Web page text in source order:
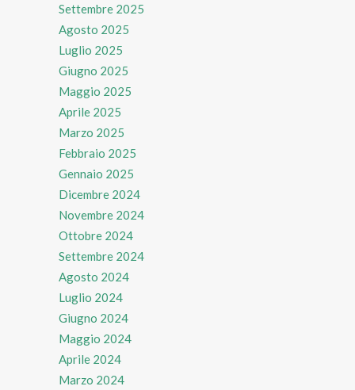
Settembre 2025
Agosto 2025
Luglio 2025
Giugno 2025
Maggio 2025
Aprile 2025
Marzo 2025
Febbraio 2025
Gennaio 2025
Dicembre 2024
Novembre 2024
Ottobre 2024
Settembre 2024
Agosto 2024
Luglio 2024
Giugno 2024
Maggio 2024
Aprile 2024
Marzo 2024